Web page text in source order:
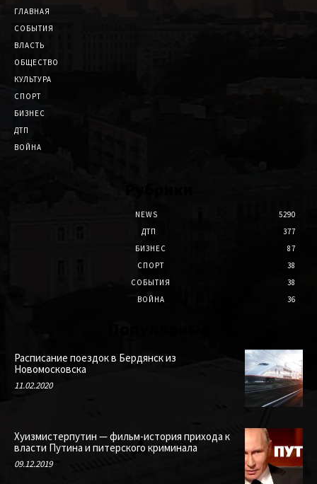
ГЛАВНАЯ
СОБЫТИЯ
ВЛАСТЬ
ОБЩЕСТВО
КУЛЬТУРА
СПОРТ
БИЗНЕС
ДТП
ВОЙНА
NEWS
5290
ДТП
377
БИЗНЕС
87
СПОРТ
38
СОБЫТИЯ
38
ВОЙНА
36
Расписание поездок в Бердянск из
Новомосковска
11.02.2020
Хуизмистерпутин — фильм-история прихода к
власти Путина и питерского криминала
09.12.2019